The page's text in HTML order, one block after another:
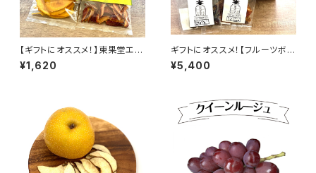
【ギフトにオススメ！】東果堂エシ
カルドライフルーツ・ギフトボック
ス（Mサイズ）
¥1,620
ギフトにオススメ！【フルーツボッ
クスM】フルーツギフト 3〜4名
様用【東果堂厳選！旬のフルーツ
¥5,400